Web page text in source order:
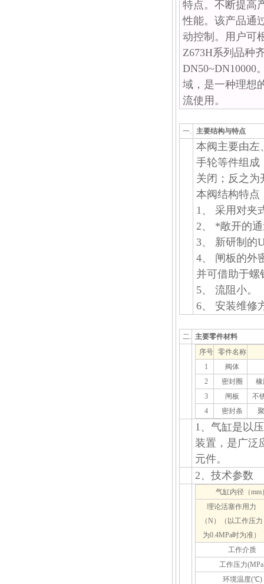
特点。不断提高
性能。该产品通
动控制。用户可
Z673H系列品种
DN50~DN10000
域，是一种理想
流使用。
一. 主要结构与特点
本阀主要由左
手轮等件组成
关闭；反之为
本阀结构特点
1、 采用对夹
2、 *敞开的
3、 新研制的
4、 闸板的外
并可借助于螺
5、 流阻小。
6、 安装维修
二. 主要零件材料
序号
零件名称
1
阀体
2
密封圈
橡
3
闸板
不
4
密封条
1、气缸是以
装置，是广泛
元件。
2、技术参数
气缸内径（mm
理论活塞作用力
（N）（以工作压力
为0.4MPa时为准）
工作介质
工作压力
环境温度(℃)